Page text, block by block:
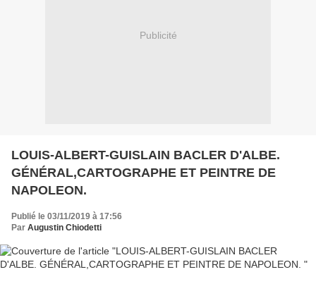
Publicité
LOUIS-ALBERT-GUISLAIN BACLER D'ALBE.
GÉNÉRAL,CARTOGRAPHE ET PEINTRE DE
NAPOLEON.
Publié le 03/11/2019 à 17:56
Par Augustin Chiodetti